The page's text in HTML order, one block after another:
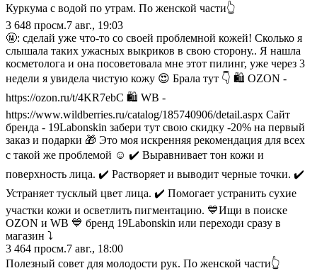
Куркума с водой по утрам. По женской части👆
3 648 просм.7 авг., 19:03
🤬: сделай уже что-то со своей проблемной кожей! Сколько я
слышала таких ужасных выкриков в свою сторону.. Я нашла
косметолога и она посоветовала мне этот пилинг, уже через 3
недели я увидела чистую кожу 😍 Брала тут 👇 🛍️ OZON -
https://ozon.ru/t/4KR7ebC 🛍️ WB -
https://www.wildberries.ru/catalog/185740906/detail.aspx Сайт
бренда - 19Labonskin забери тут свою скидку -20% на первый
заказ и подарки 🎁 Это моя искренняя рекомендация для всех
с такой же проблемой ☺️ ✔️ Выравнивает тон кожи и
поверхность лица. ✔️ Растворяет и выводит черные точки. ✔️
Устраняет тусклый цвет лица. ✔️ Помогает устранить сухие
участки кожи и осветлить пигментацию. 💙Ищи в поиске
OZON и WB 💙 бренд 19Labonskin или переходи сразу в
магазин ⤵️
3 464 просм.7 авг., 18:00
Полезный совет для молодости рук. По женской части👆